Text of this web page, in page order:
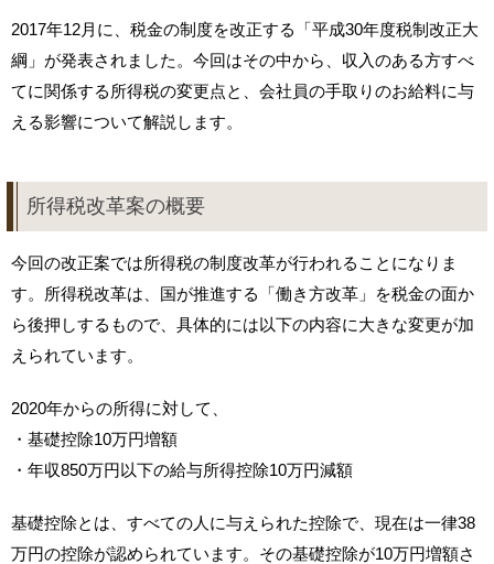
2017年12月に、税金の制度を改正する「平成30年度税制改正大
綱」が発表されました。今回はその中から、収入のある方すべ
てに関係する所得税の変更点と、会社員の手取りのお給料に与
える影響について解説します。
所得税改革案の概要
今回の改正案では所得税の制度改革が行われることになりま
す。所得税改革は、国が推進する「働き方改革」を税金の面か
ら後押しするもので、具体的には以下の内容に大きな変更が加
えられています。
2020年からの所得に対して、
・基礎控除10万円増額
・年収850万円以下の給与所得控除10万円減額
基礎控除とは、すべての人に与えられた控除で、現在は一律38
万円の控除が認められています。その基礎控除が10万円増額さ